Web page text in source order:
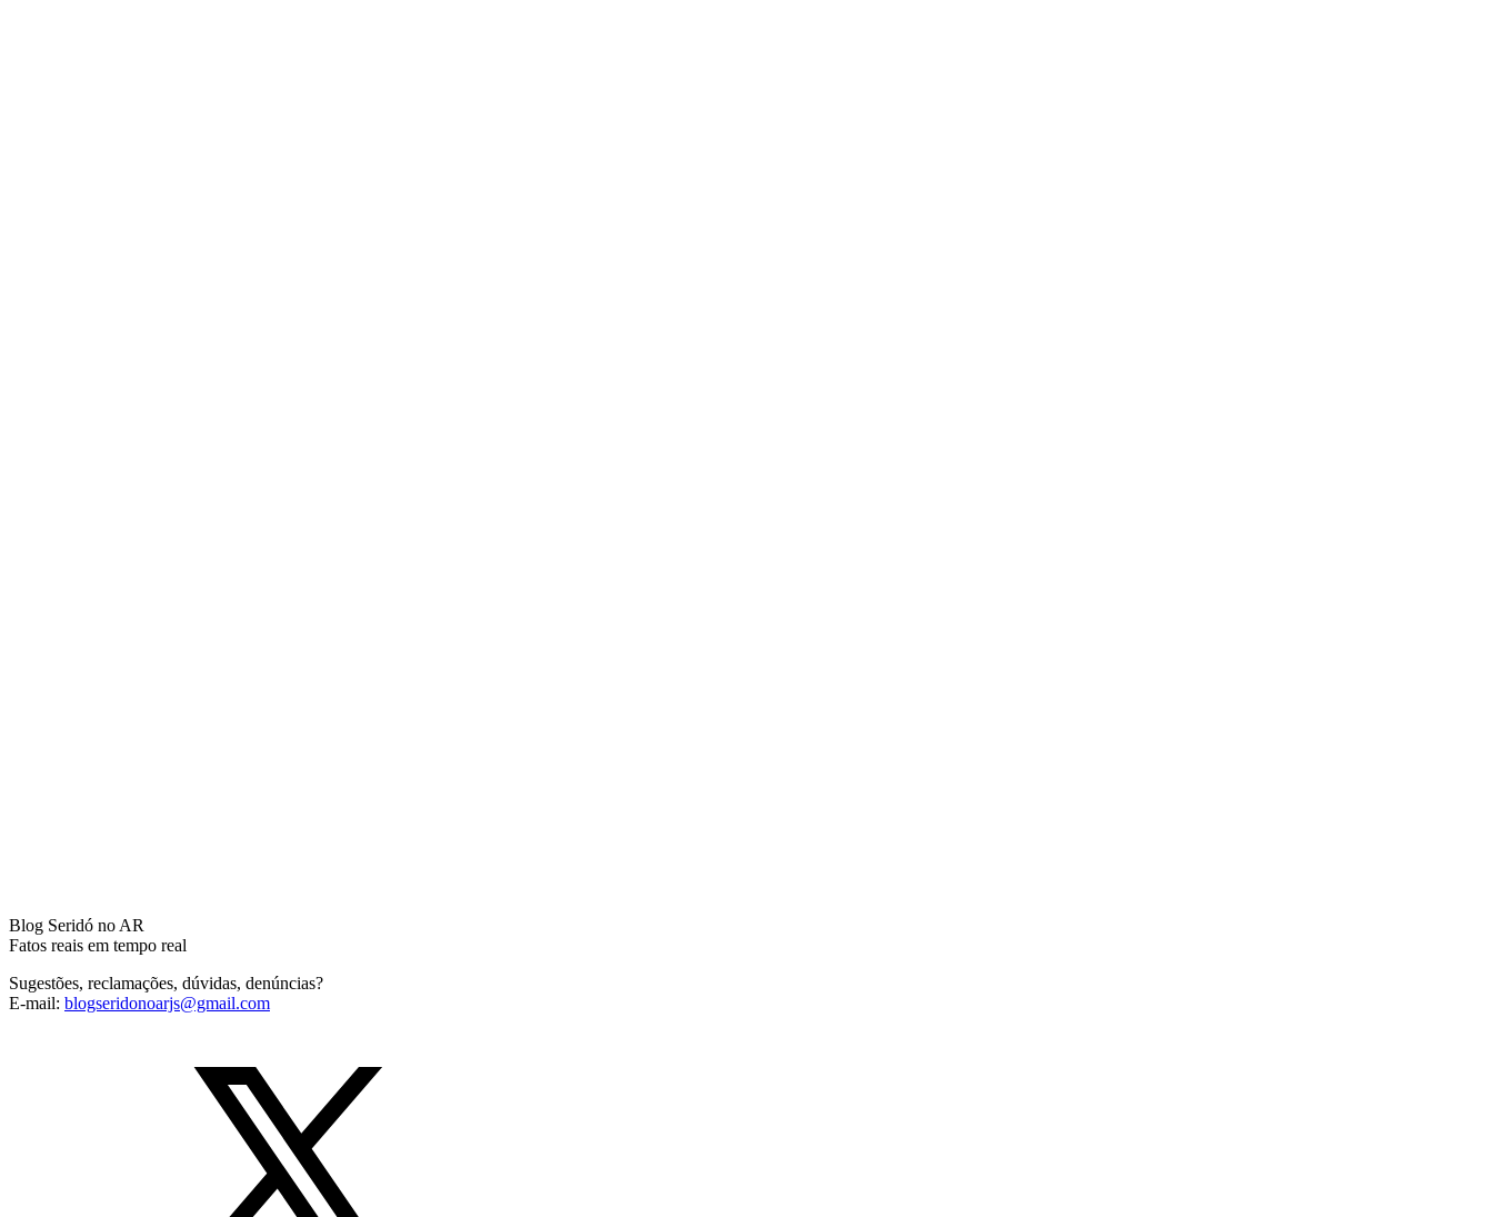
Blog Seridó no AR
Fatos reais em tempo real
Sugestões, reclamações, dúvidas, denúncias?
E-mail: blogseridonoarjs@gmail.com